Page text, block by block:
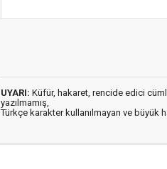
UYARI: Küfür, hakaret, rencide edici
yazılmamış,
Türkçe karakter kullanılmayan ve büyük